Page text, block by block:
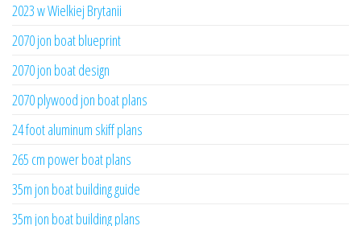
2023 w Wielkiej Brytanii
2070 jon boat blueprint
2070 jon boat design
2070 plywood jon boat plans
24 foot aluminum skiff plans
265 cm power boat plans
35m jon boat building guide
35m jon boat building plans